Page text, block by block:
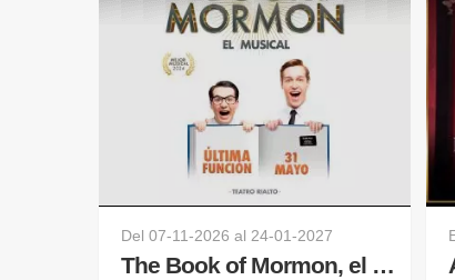
Del07-11-2026 al24-01-2027
The Book of Mormon, el musical